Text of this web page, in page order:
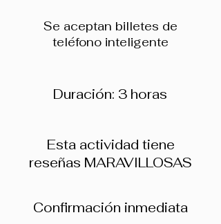
Se aceptan billetes de
teléfono inteligente
Duración: 3 horas
Esta actividad tiene
reseñas MARAVILLOSAS
Confirmación inmediata